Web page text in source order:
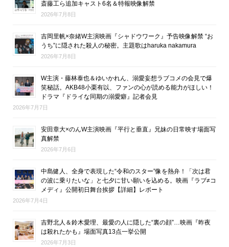
斎藤工ら追加キャスト6名＆特報映像解禁
2026年7月8日
吉岡里帆×奈緒W主演映画『シャドウワーク』予告映像解禁 “お
うち”に隠された殺人の秘密。主題歌はharuka nakamura
2026年7月8日
W主演・藤林泰也＆ゆいかれん、溺愛妄想ラブコメの会見で爆
笑秘話。AKB48小栗有以、ファンの心が読める能力がほしい！
ドラマ『ドライな同期の溺愛癖』記者会見
2026年7月7日
安田章大×のんW主演映画『平行と垂直』兄妹の日常映す場面写
真解禁
2026年7月6日
中島健人、全身で表現した“令和のスター”像を熱弁！「次は君
の波に乗りたいな」と七夕に甘い願いを込める。映画『ラブ≠コ
メディ』公開初日舞台挨拶【詳細】レポート
2026年7月4日
吉野北人＆鈴木愛理、最愛の人に隠した“裏の顔”…映画『昨夜
は殺れたかも』場面写真13点一挙公開
2026年7月3日